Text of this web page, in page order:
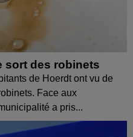
sort des robinets
de Hoerdt ont vu de
Face aux
a pris...